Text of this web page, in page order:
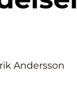
Andersson